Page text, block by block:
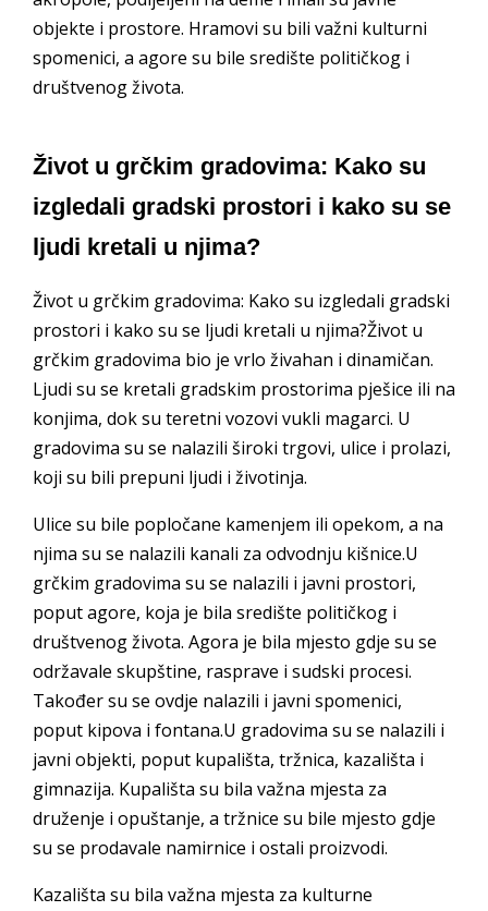
objekte i prostore. Hramovi su bili važni kulturni
spomenici, a agore su bile središte političkog i
društvenog života.
Život u grčkim gradovima: Kako su
izgledali gradski prostori i kako su se
ljudi kretali u njima?
Život u grčkim gradovima: Kako su izgledali gradski
prostori i kako su se ljudi kretali u njima?Život u
grčkim gradovima bio je vrlo živahan i dinamičan.
Ljudi su se kretali gradskim prostorima pješice ili na
konjima, dok su teretni vozovi vukli magarci. U
gradovima su se nalazili široki trgovi, ulice i prolazi,
koji su bili prepuni ljudi i životinja.
Ulice su bile popločane kamenjem ili opekom, a na
njima su se nalazili kanali za odvodnju kišnice.U
grčkim gradovima su se nalazili i javni prostori,
poput agore, koja je bila središte političkog i
društvenog života. Agora je bila mjesto gdje su se
održavale skupštine, rasprave i sudski procesi.
Također su se ovdje nalazili i javni spomenici,
poput kipova i fontana.U gradovima su se nalazili i
javni objekti, poput kupališta, tržnica, kazališta i
gimnazija. Kupališta su bila važna mjesta za
druženje i opuštanje, a tržnice su bile mjesto gdje
su se prodavale namirnice i ostali proizvodi.
Kazališta su bila važna mjesta za kulturne